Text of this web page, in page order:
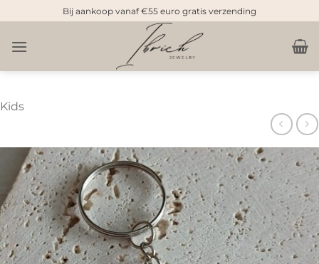
naar
inhoud
Bij aankoop vanaf €55 euro gratis verzending
Kids